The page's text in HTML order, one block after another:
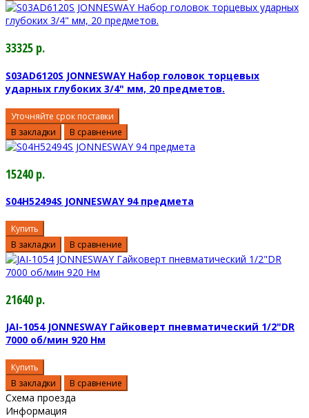
33325 р.
S03AD6120S JONNESWAY Набор головок торцевых
ударных глубоких 3/4" мм, 20 предметов.
Уточняйте срок поставки
В закладки
В сравнение
15240 р.
S04H52494S JONNESWAY 94 предмета
Купить
В закладки
В сравнение
21640 р.
JAI-1054 JONNESWAY Гайковерт пневматический 1/2"DR
7000 об/мин 920 Нм
Купить
В закладки
В сравнение
Схема проезда
Информация